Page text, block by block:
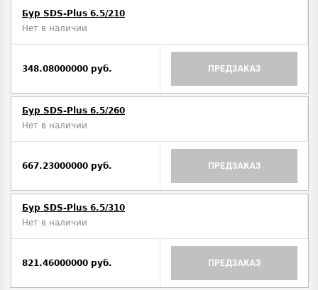
Бур SDS-Plus 6.5/210
Нет в наличии
348.08000000 руб. ПРЕДЗАКАЗ
Бур SDS-Plus 6.5/260
Нет в наличии
667.23000000 руб. ПРЕДЗАКАЗ
Бур SDS-Plus 6.5/310
Нет в наличии
821.46000000 руб. ПРЕДЗАКАЗ